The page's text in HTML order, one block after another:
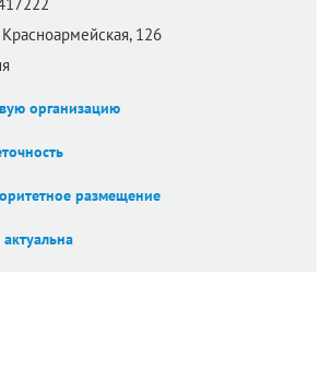
Красноармейская, 126
организацию
размещение